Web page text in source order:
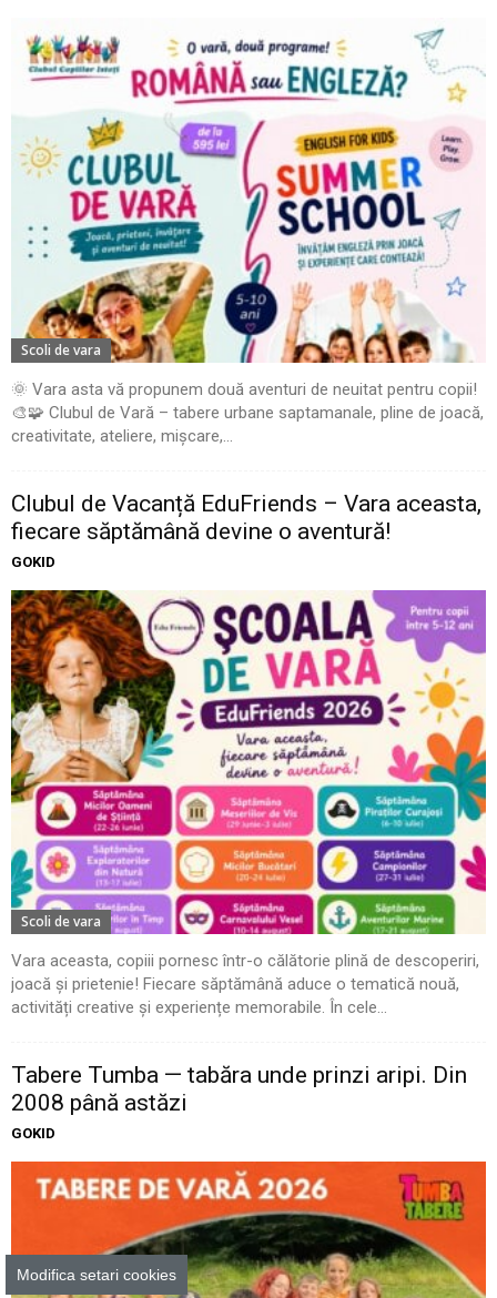
Scoli de vara
🌞 Vara asta vă propunem două aventuri de neuitat pentru copii!
🎨🧩 Clubul de Vară – tabere urbane saptamanale, pline de joacă,
creativitate, ateliere, mișcare,...
Clubul de Vacanță EduFriends – Vara aceasta,
fiecare săptămână devine o aventură!
GOKID
Scoli de vara
Vara aceasta, copiii pornesc într-o călătorie plină de descoperiri,
joacă și prietenie! Fiecare săptămână aduce o tematică nouă,
activități creative și experiențe memorabile. În cele...
Tabere Tumba — tabăra unde prinzi aripi. Din
2008 până astăzi
GOKID
Modifica setari cookies